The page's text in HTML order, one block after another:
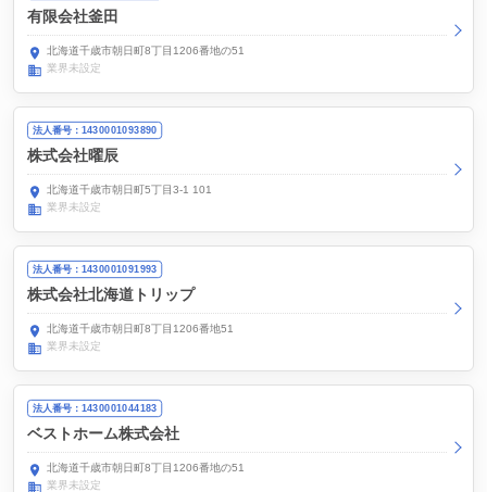
有限会社釜田
北海道千歳市朝日町8丁目1206番地の51
業界未設定
法人番号：1430001093890
株式会社曜辰
北海道千歳市朝日町5丁目3-1 101
業界未設定
法人番号：1430001091993
株式会社北海道トリップ
北海道千歳市朝日町8丁目1206番地51
業界未設定
法人番号：1430001044183
ベストホーム株式会社
北海道千歳市朝日町8丁目1206番地の51
業界未設定